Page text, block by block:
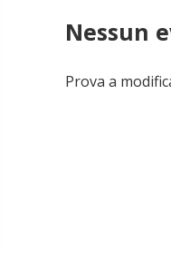
Nessun
Prova a